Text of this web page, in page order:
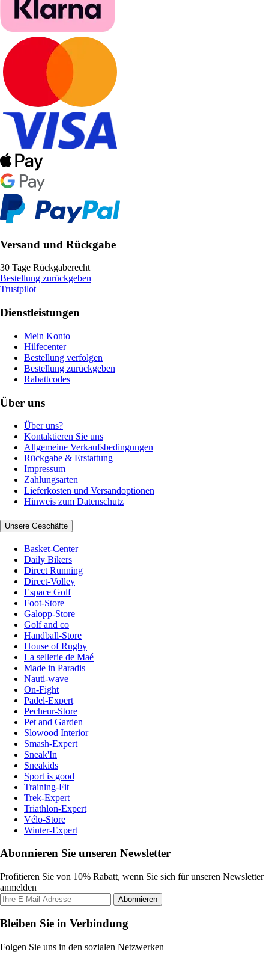
Versand und Rückgabe
30 Tage Rückgaberecht
Bestellung zurückgeben
Trustpilot
Dienstleistungen
Mein Konto
Hilfecenter
Bestellung verfolgen
Bestellung zurückgeben
Rabattcodes
Über uns
Über uns?
Kontaktieren Sie uns
Allgemeine Verkaufsbedingungen
Rückgabe & Erstattung
Impressum
Zahlungsarten
Lieferkosten und Versandoptionen
Hinweis zum Datenschutz
Unsere Geschäfte
Basket-Center
Daily Bikers
Direct Running
Direct-Volley
Espace Golf
Foot-Store
Galopp-Store
Golf and co
Handball-Store
House of Rugby
La sellerie de Maé
Made in Paradis
Nauti-wave
On-Fight
Padel-Expert
Pecheur-Store
Pet and Garden
Slowood Interior
Smash-Expert
Sneak'In
Sneakids
Sport is good
Training-Fit
Trek-Expert
Triathlon-Expert
Vélo-Store
Winter-Expert
Abonnieren Sie unseren Newsletter
Profitieren Sie von 10% Rabatt, wenn Sie sich für unseren Newsletter
anmelden
Abonnieren
Bleiben Sie in Verbindung
Folgen Sie uns in den sozialen Netzwerken